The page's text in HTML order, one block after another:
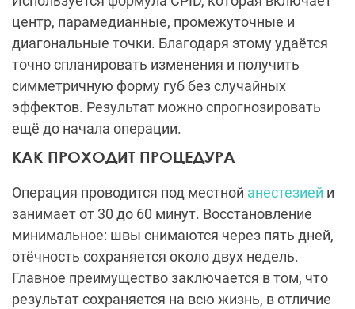
центр, парамедианные, промежуточные и
диагональные точки. Благодаря этому удаётся
точно спланировать изменения и получить
симметричную форму губ без случайных
эффектов. Результат можно спрогнозировать
ещё до начала операции.
КАК ПРОХОДИТ ПРОЦЕДУРА
Операция проводится под местной анестезией и
занимает от 30 до 60 минут. Восстановление
минимальное: швы снимаются через пять дней,
отёчность сохраняется около двух недель.
Главное преимущество заключается в том, что
результат сохраняется на всю жизнь, в отличие